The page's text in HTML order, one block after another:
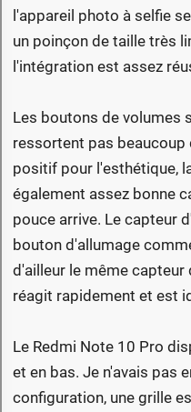
l'appareil photo à selfie
un poinçon de taille très
l'intégration est assez
Les boutons de volumes
ressortent pas beaucoup
positif pour l'esthétique,
également assez bonne
pouce arrive. Le capteur
bouton d'allumage
d'ailleur le même capteur
réagit rapidement et est
Le Redmi Note 10 Pro
et en bas. Je n'avais pas
configuration, une grille